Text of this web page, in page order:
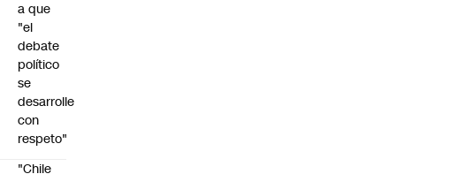
a que
"el
debate
político
se
desarrolle
con
respeto"
"Chile